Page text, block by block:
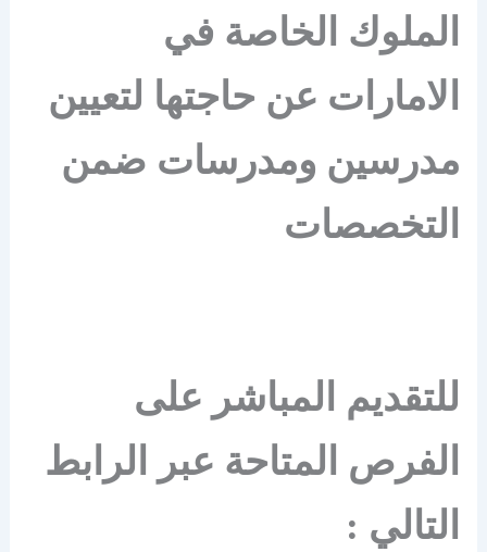
الملوك الخاصة في
الامارات عن حاجتها لتعيين
مدرسين ومدرسات ضمن
التخصصات
للتقديم المباشر على
الفرص المتاحة عبر الرابط
التالي :